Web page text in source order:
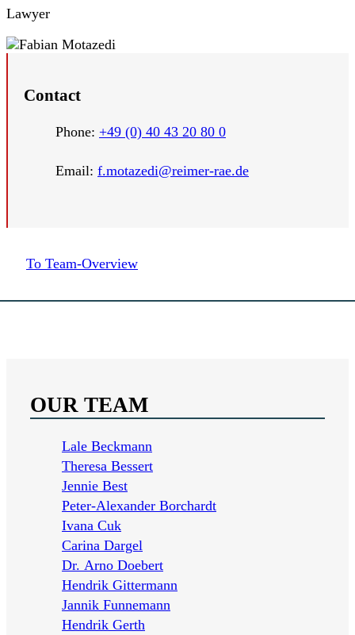
Lawyer
Contact
Phone: +49 (0) 40 43 20 80 0
Email: f.motazedi@reimer-rae.de
To Team-Overview
OUR TEAM
Lale Beckmann
Theresa Bessert
Jennie Best
Peter-Alexander Borchardt
Ivana Cuk
Carina Dargel
Dr. Arno Doebert
Hendrik Gittermann
Jannik Funnemann
Hendrik Gerth